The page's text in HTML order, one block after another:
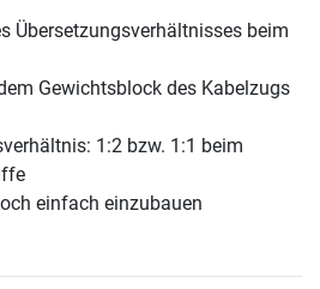
Übersetzungsverhältnisses beim
Gewichtsblock des Kabelzugs
1:2 bzw. 1:1 beim
einfach einzubauen